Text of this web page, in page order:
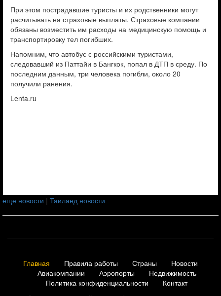
При этом пострадавшие туристы и их родственники могут
расчитывать на страховые выплаты. Страховые компании
обязаны возместить им расходы на медицинскую помощь и
транспортировку тел погибших.
Напомним, что автобус с российскими туристами,
следовавший из Паттайи в Бангкок, попал в ДТП в среду. По
последним данным, три человека погибли, около 20
получили ранения.
Lenta.ru
еще новости | Таиланд новости
Главная Правила работы Страны
Новости
Авиакомпании
Аэропорты
Недвижимость
Политика конфиденциальности
Контакт